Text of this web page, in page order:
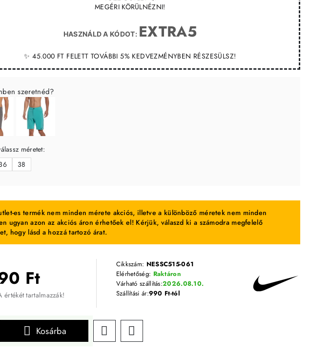
MEGÉRI KÖRÜLNÉZNI!
HASZNÁLD A KÓDOT: EXTRA5
✨ 45.000 FT FELETT TOVÁBBI 5% KEDVEZMÉNYBEN RÉSZESÜLSZ!
Ft
értékét tartalmazzák!
Cikkszám: NESSC515-061
Elérhetőség: Raktáron
Várható szállítás:2026.08.10.
Szállítási ár:990 Ft-tól
szeretnéd?
méretet:
38
Kosárba
es termék nem minden mérete akciós, illetve a különböző méretek nem minden
ugyan azon az akciós áron érhetőek el! Kérjük, válaszd ki a számodra megfelelő
hogy lásd a hozzá tartozó árat.